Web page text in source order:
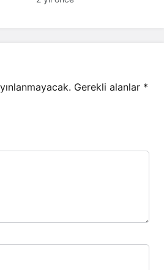
Gerekli alanlar *